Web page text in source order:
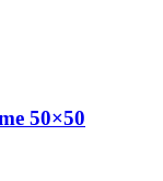
50×50